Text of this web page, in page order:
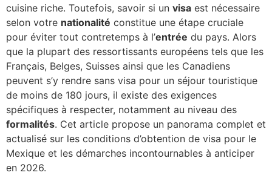
cuisine riche. Toutefois, savoir si un visa est nécessaire
selon votre nationalité constitue une étape cruciale
pour éviter tout contretemps à l’entrée du pays. Alors
que la plupart des ressortissants européens tels que les
Français, Belges, Suisses ainsi que les Canadiens
peuvent s’y rendre sans visa pour un séjour touristique
de moins de 180 jours, il existe des exigences
spécifiques à respecter, notamment au niveau des
formalités. Cet article propose un panorama complet et
actualisé sur les conditions d’obtention de visa pour le
Mexique et les démarches incontournables à anticiper
en 2026.